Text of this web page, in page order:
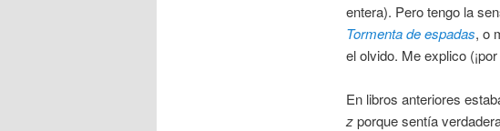
entera). Pero tengo la
Tormenta de espadas, o
el olvido. Me explico
En libros anteriores
zporque sentía